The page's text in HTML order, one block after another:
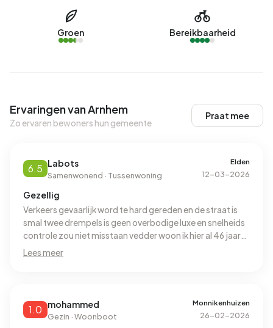
Groen Bereikbaarheid
Ervaringen van Arnhem
Zo ervaren bewoners hun gemeente
Praat mee
6.5 Labots
Samenwonend · Tussenwoning
Elden
12-03-2026
Gezellig
Verkeers gevaarlijk word te hard gereden en de straat is
smal twee drempels is geen overbodige luxe en snelheids
controle zou niet misstaan vedder woon ik hier al 46 jaar
met veel plezier de buurt is gezellig
Lees meer
1.0 mohammed
Gezin · Woonboot
Monnikenhuizen
26-02-2026